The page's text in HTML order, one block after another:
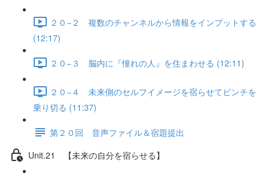
２０−２ 複数のチャンネルから情報をインプットする
(12:17)
２０−３ 脳内に『憧れの人』を住まわせる (12:11)
２０−４ 未来側のセルフイメージを宿らせてピンチを
乗り切る (11:37)
第２０回 音声ファイル＆宿題提出
Unit.21 【未来の自分を宿らせる】